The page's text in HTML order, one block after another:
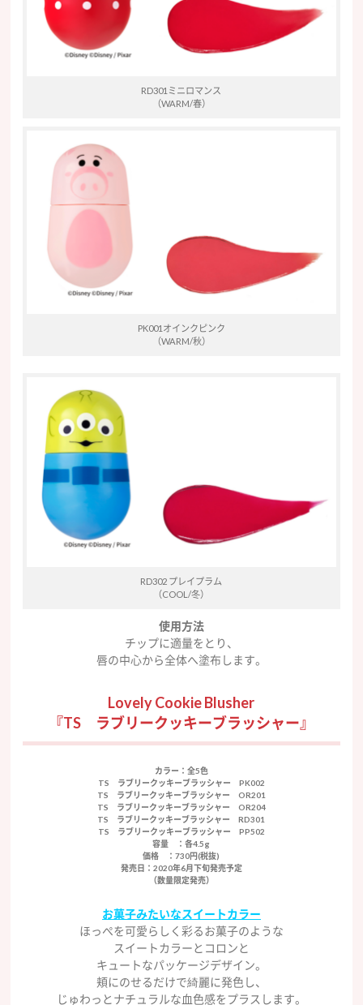
RD301ミニロマンス
（WARM/春）
PK001オインクピンク
（WARM/秋）
RD302 プレイプラム
（COOL/冬）
使用方法
チップに適量をとり、
唇の中心から全体へ塗布します。
Lovely Cookie Blusher
『TS ラブリークッキーブラッシャー』
カラー ：全5色
TS ラブリークッキーブラッシャー PK002
TS ラブリークッキーブラッシャー OR201
TS ラブリークッキーブラッシャー OR204
TS ラブリークッキーブラッシャー RD301
TS ラブリークッキーブラッシャー PP502
容量
：各4.5g
価格
：730円(税抜)
発売日 ：2020年6月下旬発売予定
（数量限定発売）
お菓子みたいなスイートカラー
ほっぺを可愛らしく彩るお菓子のような
スイートカラーとコロンと
キュートなパッケージデザイン。
頬にのせるだけで綺麗に発色し、
じゅわっとナチュラルな血色感をプラスします。